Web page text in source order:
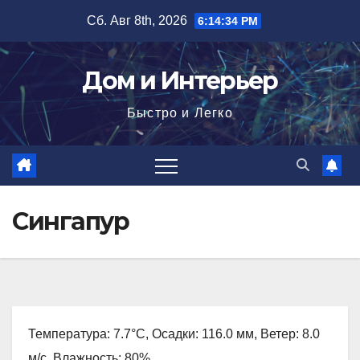
содержимому
Сб. Авг 8th, 2026 6:14:35 PM
Дом и Интерьер
Быстро и Легко
Сингапур
Температура: 7.7°C, Осадки: 116.0 мм, Ветер: 8.0